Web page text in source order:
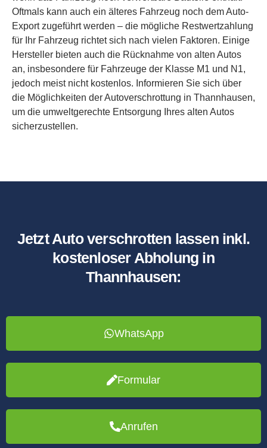
Oftmals kann auch ein älteres Fahrzeug noch dem Auto-
Export zugeführt werden – die mögliche Restwertzahlung
für Ihr Fahrzeug richtet sich nach vielen Faktoren. Einige
Hersteller bieten auch die Rücknahme von alten Autos
an, insbesondere für Fahrzeuge der Klasse M1 und N1,
jedoch meist nicht kostenlos. Informieren Sie sich über
die Möglichkeiten der Autoverschrottung in Thannhausen,
um die umweltgerechte Entsorgung Ihres alten Autos
sicherzustellen.
Jetzt Auto verschrotten lassen inkl.
kostenloser Abholung in
Thannhausen:
WhatsApp
Formular
Anrufen